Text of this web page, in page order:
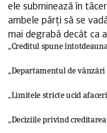
ele subminează în
ambele părți să se
mai degrabă decât ca
„Creditul spune
„Departamentul de
„Limitele stricte ucid
„Deciziile privind